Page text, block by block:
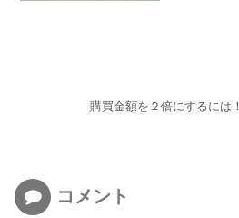
購買金額を２倍にするには！
コメント